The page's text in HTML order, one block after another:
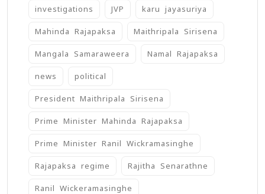
investigations JVP karu jayasuriya
Mahinda Rajapaksa Maithripala Sirisena
Mangala Samaraweera Namal Rajapaksa
news political
President Maithripala Sirisena
Prime Minister Mahinda Rajapaksa
Prime Minister Ranil Wickramasinghe
Rajapaksa regime Rajitha Senarathne
Ranil Wickeramasinghe